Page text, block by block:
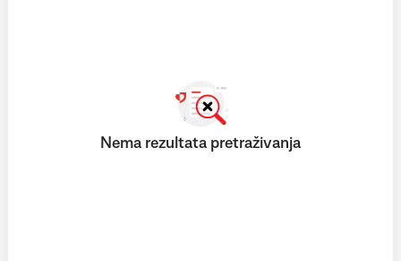
Nema rezultata pretraživanja